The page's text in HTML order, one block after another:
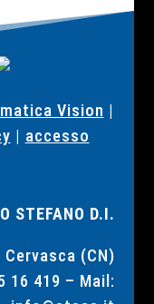
Vision |
| accesso
STEFANO D.I.
Cervasca (CN)
16 419 – Mail: